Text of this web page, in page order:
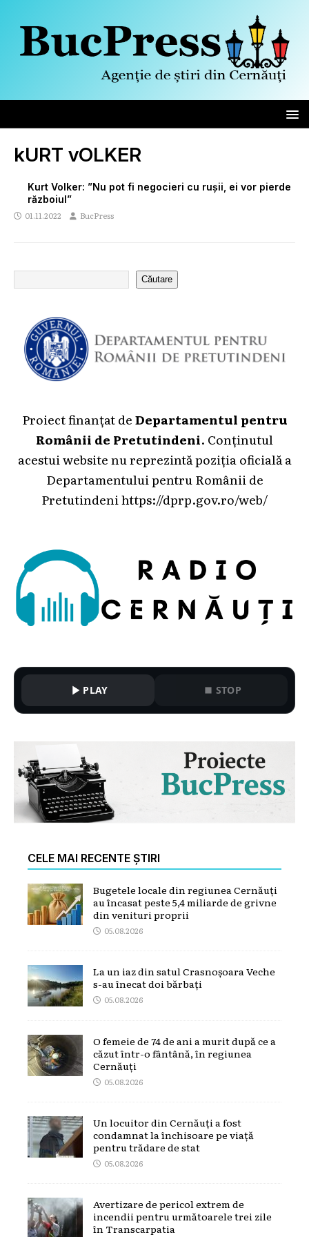
kURT vOLKER
Kurt Volker: ”Nu pot fi negocieri cu rușii, ei vor pierde
războiul”
01.11.2022 BucPress
Căutare
Proiect finanțat deDepartamentul pentru
Românii de Pretutindeni. Conținutul
acestui website nu reprezintă poziția oficială a
Departamentului pentru Românii de
Pretutindeni https://dprp.gov.ro/web/
PLAY STOP
CELE MAI RECENTE ȘTIRI
Bugetele locale din regiunea Cernăuți
au încasat peste 5,4 miliarde de grivne
din venituri proprii
05.08.2026
La un iaz din satul Crasnoșoara Veche
s-au înecat doi bărbați
05.08.2026
O femeie de 74 de ani a murit după ce a
căzut într-o fântână, în regiunea
Cernăuți
05.08.2026
Un locuitor din Cernăuți a fost
condamnat la închisoare pe viață
pentru trădare de stat
05.08.2026
Avertizare de pericol extrem de
incendii pentru următoarele trei zile
în Transcarpatia